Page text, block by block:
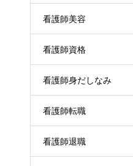
看護師美容
看護師資格
看護師身だしなみ
看護師転職
看護師退職